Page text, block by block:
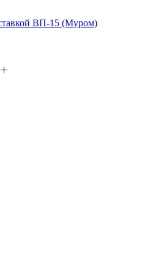
ВП-15 (Муром)